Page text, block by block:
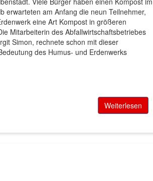
erwarteten am Anfang die neun Teilnehmer,
eine Art Kompost in größeren
Mitarbeiterin des Abfallwirtschaftsbetriebes
Simon, rechnete schon mit dieser
des Humus- und Erdenwerks
Weiterlesen